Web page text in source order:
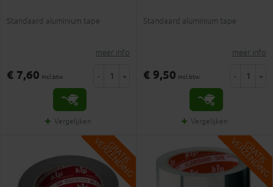
Standaard aluminium tape
meer info
€ 7,60 incl.btw - +
Vergelijken
Standaard aluminium tape
meer info
€ 9,50 incl.btw - +
Vergelijken
G
R
A
T
I
S
V
E
R
Z
E
N
D
I
N
G G
R
A
T
I
S
V
E
R
Z
E
N
D
I
N
G